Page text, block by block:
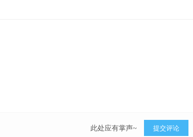
此处应有掌声~ 提交评论